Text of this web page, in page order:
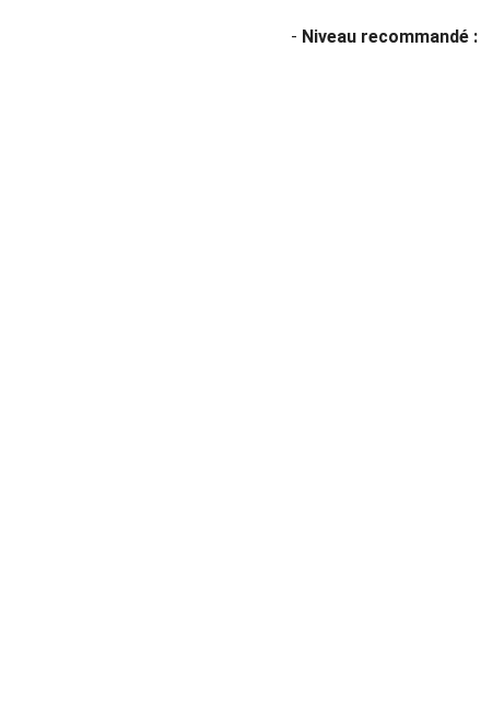
- Niveau recommandé :